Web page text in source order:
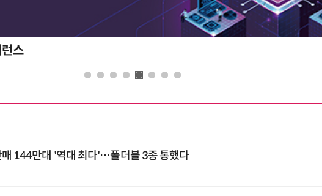
스
매 144만대 '역대 최다'…폴더블 3종 통했다